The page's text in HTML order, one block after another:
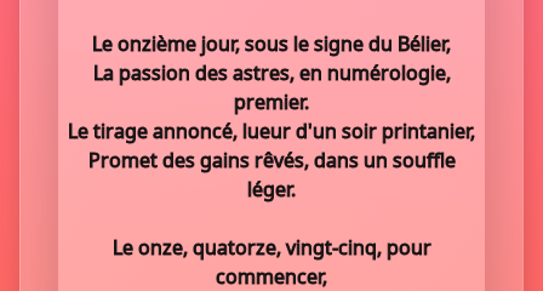
Le onzième jour, sous le signe du Bélier,
La passion des astres, en numérologie,
premier.
Le tirage annoncé, lueur d'un soir printanier,
Promet des gains rêvés, dans un souffle
léger.
Le onze, quatorze, vingt-cinq, pour
commencer,